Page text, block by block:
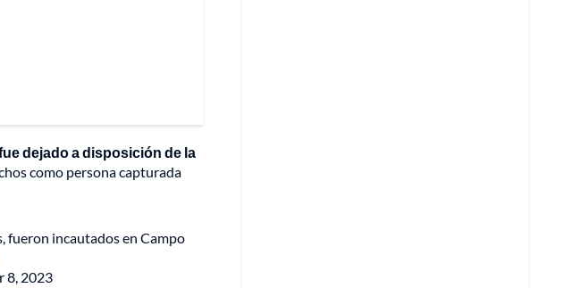
dejado a disposición de la
como persona capturada
fueron incautados en Campo
8, 2023